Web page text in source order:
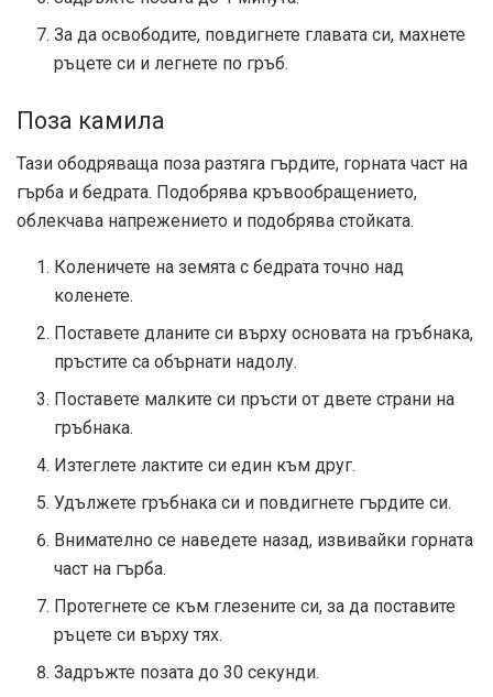
За да освободите, повдигнете главата си, махнете
ръцете си и легнете по гръб.
Поза камила
Тази ободряваща поза разтяга гърдите, горната част на
гърба и бедрата. Подобрява кръвообращението,
облекчава напрежението и подобрява стойката.
Коленичете на земята с бедрата точно над
коленете.
Поставете дланите си върху основата на гръбнака,
пръстите са обърнати надолу.
Поставете малките си пръсти от двете страни на
гръбнака.
Изтеглете лактите си един към друг.
Удължете гръбнака си и повдигнете гърдите си.
Внимателно се наведете назад, извивайки горната
част на гърба.
Протегнете се към глезените си, за да поставите
ръцете си върху тях.
Задръжте позата до 30 секунди.